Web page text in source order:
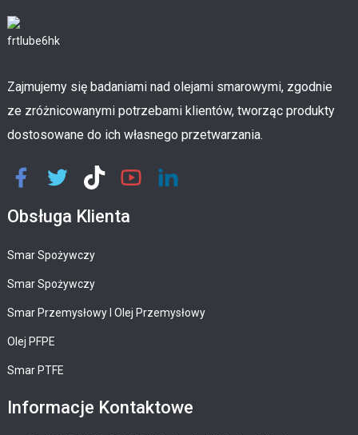
Zajmujemy się badaniami nad olejami smarowymi, zgodnie
ze zróżnicowanymi potrzebami klientów, tworząc produkty
dostosowane do ich własnego przetwarzania.
Obsługa Klienta
Smar Spożywczy
Smar Spożywczy
Smar Przemysłowy I Olej Przemysłowy
Olej PFPE
Smar PTFE
Informacje Kontaktowe